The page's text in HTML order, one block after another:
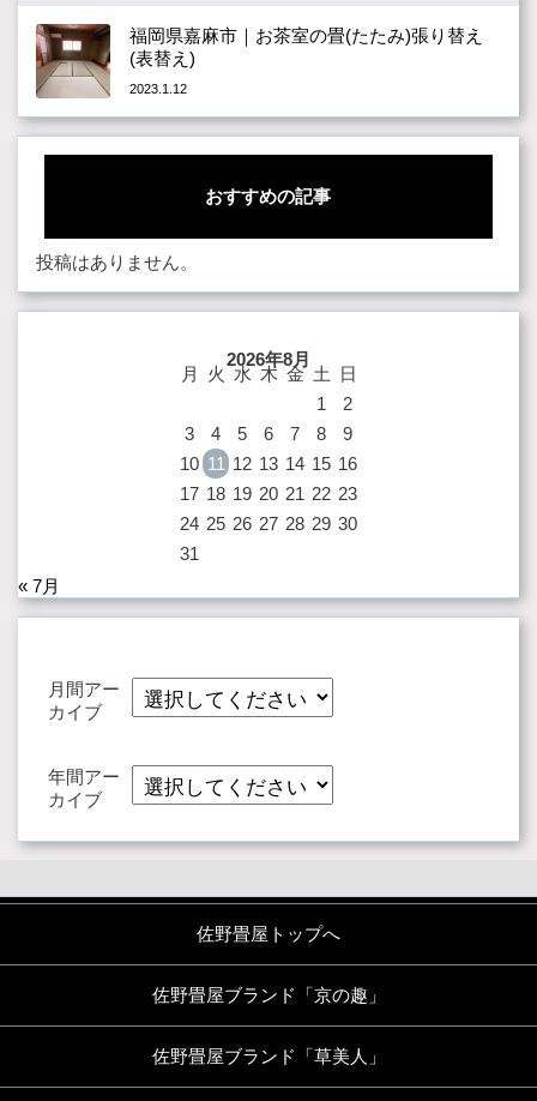
福岡県嘉麻市｜お茶室の畳(たたみ)張り替え
(表替え)
2023.1.12
おすすめの記事
投稿はありません。
2026年8月
月 火 水 木 金 土
日
1
2
3
4 5 6 7 8
9
10 11 12 13 14 15 16
17 18 19 20 21 22 23
24 25 26 27 28 29 30
31
« 7月
月間アー
カイブ
年間アー
カイブ
佐野畳屋トップへ
佐野畳屋ブランド「京の趣」
佐野畳屋ブランド「草美人」